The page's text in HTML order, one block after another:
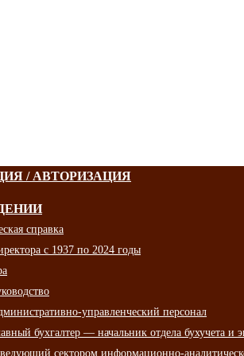
/ АВТОРИЗАЦИЯ
справка
с 1937 по 2024 годы
управленческий персонал
бухгалтер — начальник отдела бухучета и
сектором информационно-